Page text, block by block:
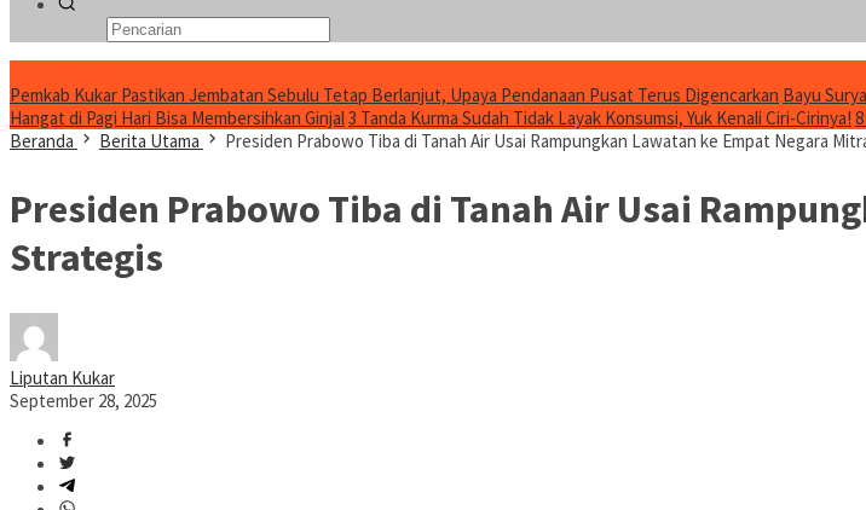
Pemkab Kukar Pastikan Jembatan Sebulu Tetap Berlanjut, Upaya Pendanaan Pusat Terus Digencarkan Bayu
Hangat di Pagi Hari Bisa Membersihkan Ginjal3 Tanda Kurma Sudah Tidak Layak Konsumsi, Yuk Kenali Ciri-Cirinya!
Beranda
Berita Utama Presiden Prabowo Tiba di Tanah Air Usai Rampungkan Lawatan ke Empat Negara
Presiden Prabowo Tiba di Tanah Air Usai
Strategis
Liputan Kukar
September 28, 2025